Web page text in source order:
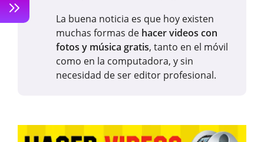
La buena noticia es que hoy existen
muchas formas de hacer videos con
fotos y música gratis, tanto en el móvil
como en la computadora, y sin
necesidad de ser editor profesional.